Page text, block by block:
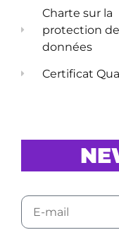
Charte sur la
protection
données
Certificat